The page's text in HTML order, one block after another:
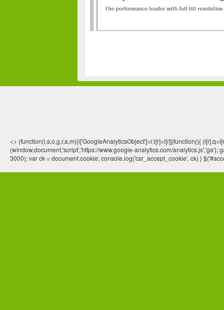
<> (function(i,s,o,g,r,a,m){i['GoogleAnalyticsObject']=r;i[r]=i[r]||function(){
(window,document,'script','https://www.google-analytics.com/
3000); var ck = document.cookie; console.log('csr_accept_cookie', ck) }